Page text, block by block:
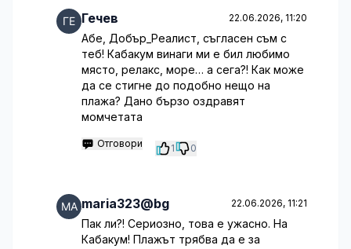
Гечев 22.06.2026, 11:20
Абе, Добър_Реалист, съгласен съм с
теб! Кабакум винаги ми е бил любимо
място, релакс, море… а сега?! Как може
да се стигне до подобно нещо на
плажа? Дано бързо оздравят
момчетата
Отговори 1 0
maria323@bg 22.06.2026, 11:21
Пак ли?! Сериозно, това е ужасно. На
Кабакум! Плажът трябва да е за